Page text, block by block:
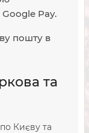
Pay.
пошту в
та
Києву та